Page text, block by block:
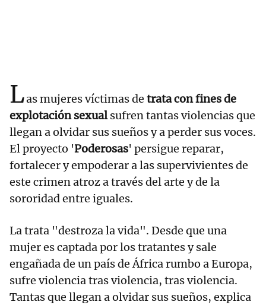
Las mujeres víctimas de trata con fines de
explotación sexualsufren tantas violencias que
llegan a olvidar sus sueños y a perder sus voces.
El proyecto 'Poderosas' persigue reparar,
fortalecer y empoderar a las supervivientes de
este crimen atroz a través del arte y de la
sororidad entre iguales.
La trata "destroza la vida". Desde que una
mujer es captada por los tratantes y sale
engañada de un país de África rumbo a Europa,
sufre violencia tras violencia, tras violencia.
Tantas que llegan a olvidar sus sueños, explica